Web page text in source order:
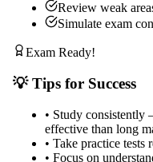
Review weak
Simulate exam
Exam Ready!
💡 Tips for Success
• Study consistently
effective than long
• Take practice tests
• Focus on